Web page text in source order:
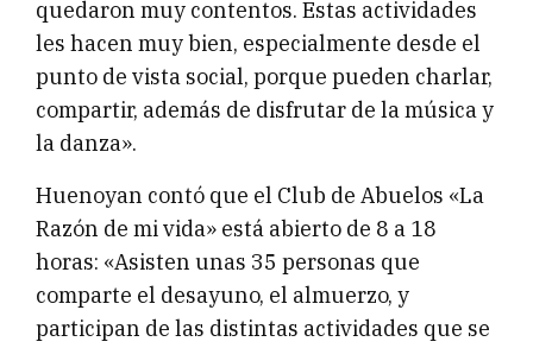
quedaron muy contentos. Estas actividades
les hacen muy bien, especialmente desde el
punto de vista social, porque pueden charlar,
compartir, además de disfrutar de la música y
la danza».
Huenoyan contó que el Club de Abuelos «La
Razón de mi vida» está abierto de 8 a 18
horas: «Asisten unas 35 personas que
comparte el desayuno, el almuerzo, y
participan de las distintas actividades que se